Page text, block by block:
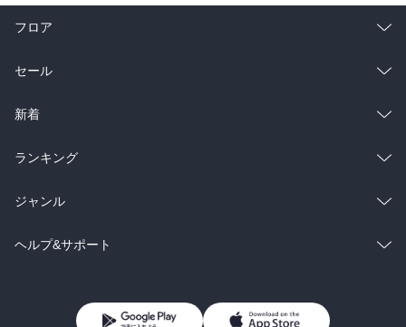
フロア
総合
ラノベ
雑誌・グラビア
BL・TL
セール
総合
ラノベ
雑誌・グラビア
BL・TL
新着
総合
ラノベ
雑誌・グラビア
ランキング
総合
ラノベ
ジャンル
コミック
ヘルプ&サポート